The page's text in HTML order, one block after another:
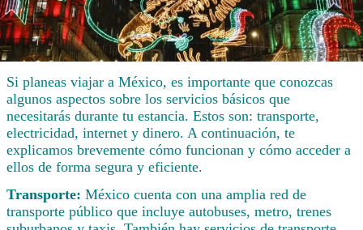
Si planeas viajar a México, es importante que conozcas
algunos aspectos sobre los servicios básicos que
necesitarás durante tu estancia. Estos son: transporte,
electricidad, internet y dinero. A continuación, te
explicamos brevemente cómo funcionan y cómo acceder a
ellos de forma segura y eficiente.
Transporte: México cuenta con una amplia red de
transporte público que incluye autobuses, metro, trenes